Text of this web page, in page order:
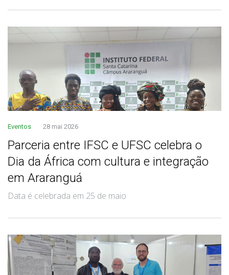
Eventos 28 mai 2026
Parceria entre IFSC e UFSC celebra o
Dia da África com cultura e integração
em Araranguá
Data é celebrada em 25 de maio